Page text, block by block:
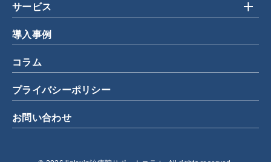
サービス
導入事例
コラム
プライバシーポリシー
お問い合わせ